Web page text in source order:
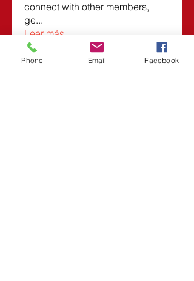
connect with other members,
ge...
Leer más
Phone Email Facebook